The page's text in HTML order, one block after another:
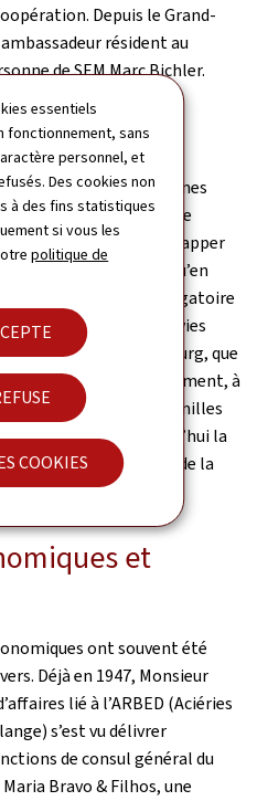
essentiels
fonctionnement, sans
personnel, et
Des cookies non
à des fins statistiques
si vous les
politique de
COOKIES
Depuis le Grand-
résident au
de SEM Marc Bichler.
unique
ont été les jeunes
fuir la pauvreté et le
d’autres pour échapper
qui perdurera jusqu’en
service militaire obligatoire
C’est dans ce flux de vies
d’œuvre au Luxembourg, que
Duché. Progressivement, à
familiale, des familles
constituer aujourd’hui la
y résidente (14% de la
et
ont souvent été
Déjà en 1947, Monsieur
lié à l’ARBED (Aciéries
s’est vu délivrer
de consul général du
Bravo & Filhos, une